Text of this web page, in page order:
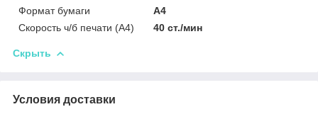
Формат бумаги
А4
Скорость ч/б печати (A4)
40 ст./мин
Скрыть
Условия доставки